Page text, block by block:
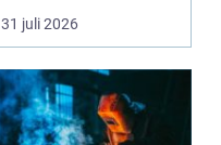
typer av av...
31 juli 2026